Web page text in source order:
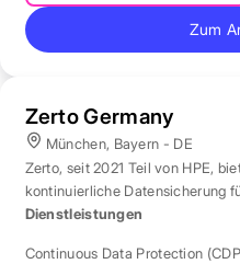
Zum
Zerto Germany
München, Bayern - DE
Zerto, seit 2021 Teil von HPE,
kontinuierliche Datensicherung
Dienstleistungen
Continuous Data Protection